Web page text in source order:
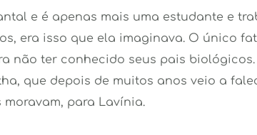
e é apenas mais uma estudante e
era isso que ela imaginava. O único
não ter conhecido seus pais
que depois de muitos anos veio a
para Lavínia.